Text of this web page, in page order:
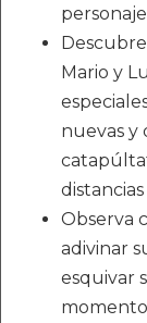
Mario y
nuevas y
Observa
adivinar
esquivar